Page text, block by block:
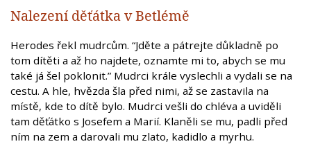
Nalezení děťátka v Betlémě
Herodes řekl mudrcům. “Jděte a pátrejte důkladně po
tom dítěti a až ho najdete, oznamte mi to, abych se mu
také já šel poklonit.” Mudrci krále vyslechli a vydali se na
cestu. A hle, hvězda šla před nimi, až se zastavila na
místě, kde to dítě bylo. Mudrci vešli do chléva a uviděli
tam děťátko s Josefem a Marií. Klaněli se mu, padli před
ním na zem a darovali mu zlato, kadidlo a myrhu.